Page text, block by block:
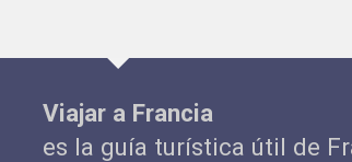
Viajar a Francia
es la guía turística útil de